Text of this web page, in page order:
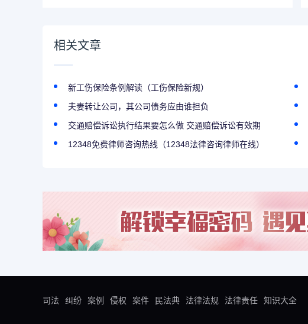
相关文章
新工伤保险条例解读（工伤保险新规）
夫妻转让公司，其公司债务应由谁担负
交通赔偿诉讼执行结果要怎么做 交通赔偿诉讼有效期
12348免费律师咨询热线（12348法律咨询律师在线）
司法 纠纷 案例 侵权 案件 民法典 法律法规 法律责任 知识大全